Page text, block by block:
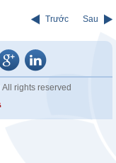
Trước Sau
All rights reserved